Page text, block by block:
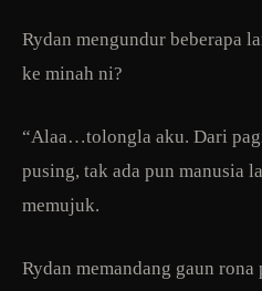
Rydan mengundur beberapa
ke minah ni?
“Alaa…tolongla aku. Dari
pusing, tak ada pun manusia
memujuk.
Rydan memandang gaun